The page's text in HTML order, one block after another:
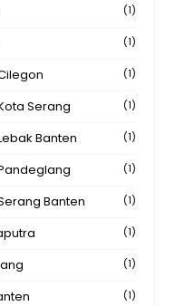
(1)
(1)
(1)
Serang (1)
Banten (1)
(1)
Banten (1)
(1)
(1)
(1)